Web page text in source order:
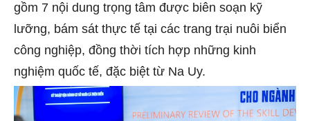
gồm 7 nội dung trọng tâm được biên soạn kỹ
lưỡng, bám sát thực tế tại các trang trại nuôi biển
công nghiệp, đồng thời tích hợp những kinh
nghiệm quốc tế, đặc biệt từ Na Uy.